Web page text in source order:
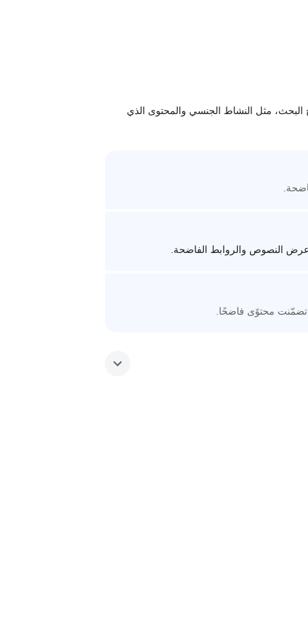
مثل النشاط الجنسي والمحتوى الذي
عرض النصوص والروابط الفاضحة.
تضمّنت محتوًى فاضحًا.